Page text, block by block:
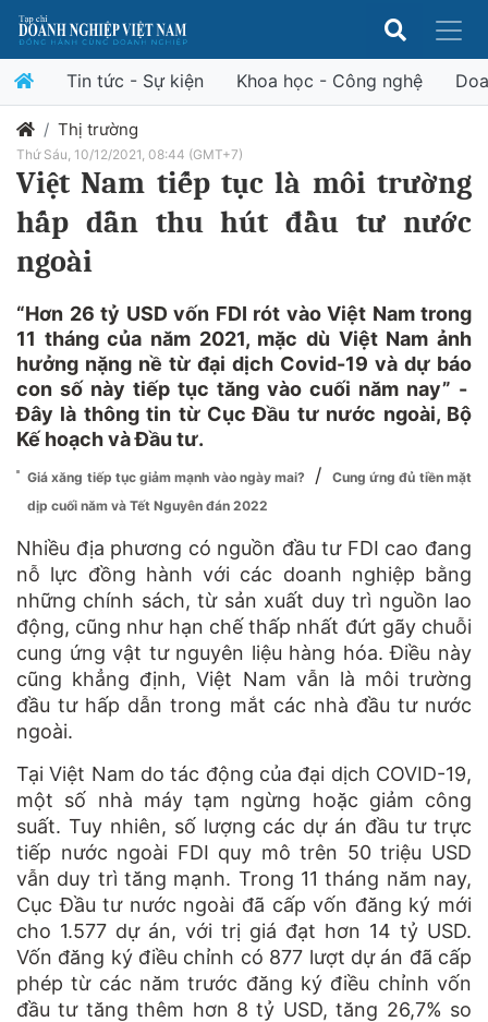
Tin tức - Sự kiện Khoa học - Công nghệ
Thị trường
Thứ Sáu, 10/12/2021, 08:44 (GMT+7)
Việt Nam tiếp tục là môi trường
hấp dẫn thu hút đầu tư nước
ngoài
“Hơn 26 tỷ USD vốn FDI rót vào Việt Nam trong
11 tháng của năm 2021, mặc dù Việt Nam ảnh
hưởng nặng nề từ đại dịch Covid-19 và dự báo
con số này tiếp tục tăng vào cuối năm nay” -
Đây là thông tin từ Cục Đầu tư nước ngoài, Bộ
Kế hoạch và Đầu tư.
Giá xăng tiếp tục giảm mạnh vào ngày mai? /
Cung ứng đủ tiền mặt
dịp cuối năm và Tết Nguyên đán 2022
Nhiều địa phương có nguồn đầu tư FDI cao đang
nỗ lực đồng hành với các doanh nghiệp bằng
những chính sách, từ sản xuất duy trì nguồn lao
động, cũng như hạn chế thấp nhất đứt gãy chuỗi
cung ứng vật tư nguyên liệu hàng hóa. Điều này
cũng khẳng định, Việt Nam vẫn là môi trường
đầu tư hấp dẫn trong mắt các nhà đầu tư nước
ngoài.
Tại Việt Nam do tác động của đại dịch COVID-19,
một số nhà máy tạm ngừng hoặc giảm công
suất. Tuy nhiên, số lượng các dự án đầu tư trực
tiếp nước ngoài FDI quy mô trên 50 triệu USD
vẫn duy trì tăng mạnh. Trong 11 tháng năm nay,
Cục Đầu tư nước ngoài đã cấp vốn đăng ký mới
cho 1.577 dự án, với trị giá đạt hơn 14 tỷ USD.
Vốn đăng ký điều chỉnh có 877 lượt dự án đã cấp
phép từ các năm trước đăng ký điều chỉnh vốn
đầu tư tăng thêm hơn 8 tỷ USD, tăng 26,7% so